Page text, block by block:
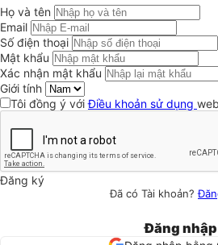
Họ và tên
Email
Số điện thoại
Mật khẩu
Xác nhận mật khẩu
Giới tính
Tôi đồng ý vớiĐiều khoản sử dụng
Đăng ký
Đã có Tài khoản?
Đăng nhập